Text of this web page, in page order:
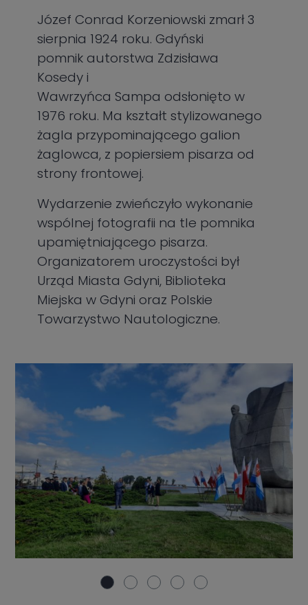
Józef Conrad Korzeniowski zmarł 3
sierpnia 1924 roku. Gdyński
pomnik autorstwa Zdzisława
Kosedy i
Wawrzyńca Sampa odsłonięto w
1976 roku. Ma kształt stylizowanego
żagla przypominającego galion
żaglowca, z popiersiem pisarza od
strony frontowej.
Wydarzenie zwieńczyło wykonanie
wspólnej fotografii na tle pomnika
upamiętniającego pisarza.
Organizatorem uroczystości był
Urząd Miasta Gdyni, Biblioteka
Miejska w Gdyni oraz Polskie
Towarzystwo Nautologiczne.